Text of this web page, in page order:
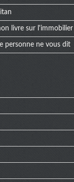
livre sur
personne ne vous dit